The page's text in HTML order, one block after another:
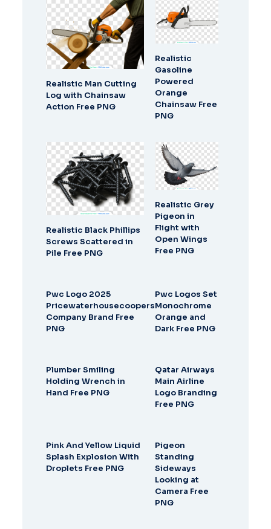
Realistic Man Cutting
Log with Chainsaw
Action Free PNG
Realistic
Gasoline
Powered
Orange
Chainsaw Free
PNG
Realistic Black Phillips
Screws Scattered in
Pile Free PNG
Realistic Grey
Pigeon in
Flight with
Open Wings
Free PNG
Pwc Logo 2025
Pricewaterhousecoopers
Company Brand Free
PNG
Pwc Logos Set
Monochrome
Orange and
Dark Free PNG
Plumber Smiling
Holding Wrench in
Hand Free PNG
Qatar Airways
Main Airline
Logo Branding
Free PNG
Pink And Yellow Liquid
Splash Explosion With
Droplets Free PNG
Pigeon
Standing
Sideways
Looking at
Camera Free
PNG